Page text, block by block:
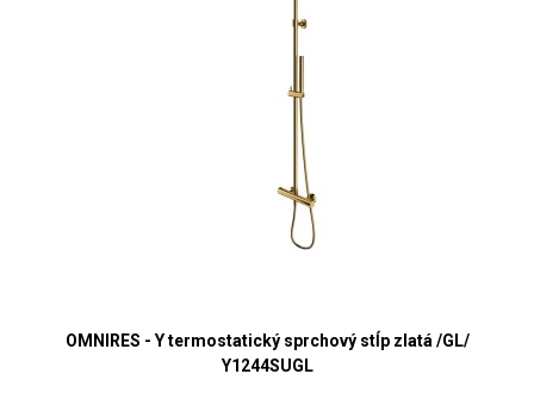
OMNIRES - Y termostatický sprchový stĺp zlatá /GL/
Y1244SUGL